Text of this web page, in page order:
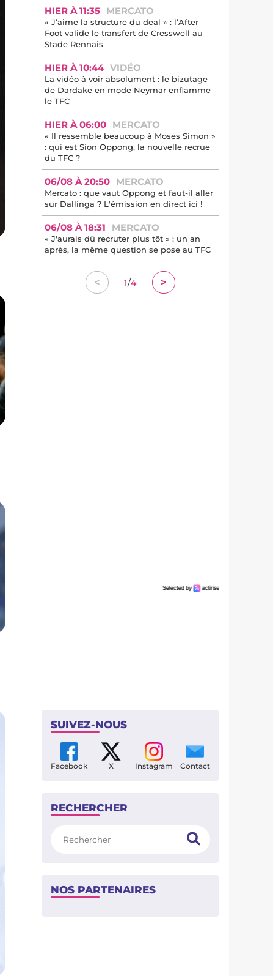
HIER À 11:35 MERCATO
« J’aime la structure du deal » : l’After
Foot valide le transfert de Cresswell au
Stade Rennais
HIER À 10:44 VIDÉO
La vidéo à voir absolument : le bizutage
de Dardake en mode Neymar enflamme
le TFC
HIER À 06:00 MERCATO
« Il ressemble beaucoup à Moses Simon »
: qui est Sion Oppong, la nouvelle recrue
du TFC ?
06/08 À 20:50 MERCATO
Mercato : que vaut Oppong et faut-il aller
sur Dallinga ? L'émission en direct ici !
06/08 À 18:31 MERCATO
« J'aurais dû recruter plus tôt » : un an
après, la même question se pose au TFC
< 1/4 >
SUIVEZ-NOUS
Facebook X Instagram Contact
RECHERCHER
NOS PARTENAIRES